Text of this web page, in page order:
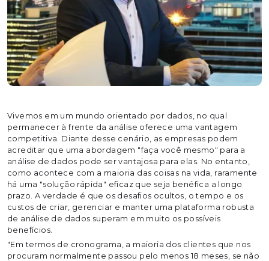
Vivemos em um mundo orientado por dados, no qual
permanecer à frente da análise oferece uma vantagem
competitiva. Diante desse cenário, as empresas podem
acreditar que uma abordagem "faça você mesmo" para a
análise de dados pode ser vantajosa para elas. No entanto,
como acontece com a maioria das coisas na vida, raramente
há uma "solução rápida" eficaz que seja benéfica a longo
prazo. A verdade é que os desafios ocultos, o tempo e os
custos de criar, gerenciar e manter uma plataforma robusta
de análise de dados superam em muito os possíveis
benefícios.
"Em termos de cronograma, a maioria dos clientes que nos
procuram normalmente passou pelo menos 18 meses, se não